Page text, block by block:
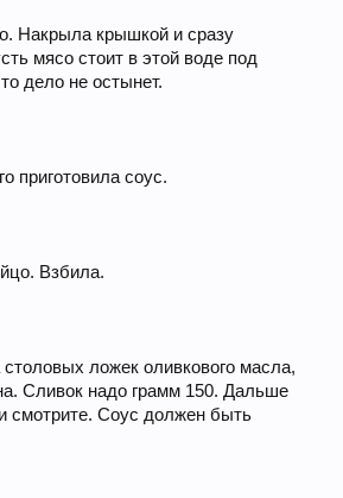
Накрыла крышкой и сразу
мясо стоит в этой воде под
дело не остынет.
приготовила соус.
Взбила.
ложек оливкового масла,
Сливок надо грамм 150. Дальше
смотрите. Соус должен быть